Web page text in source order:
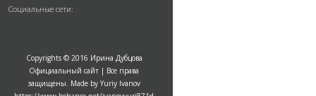
Социальные сети:
Copyrights © 2016 Ирина Дубцова
Официальный сайт | Все права
защищены. Made by Yuriy Ivanov